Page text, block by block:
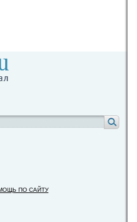
ПО САЙТУ